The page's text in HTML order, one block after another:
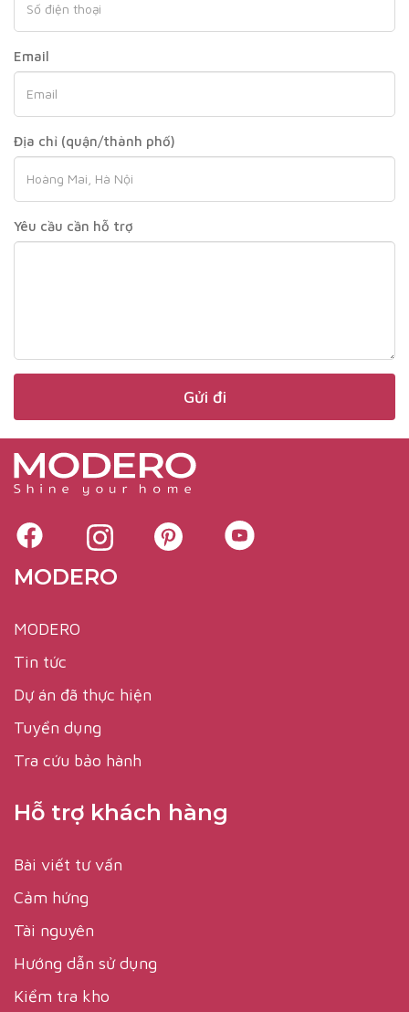
Email
Địa chỉ (quận/thành phố)
Yêu cầu cần hỗ trợ
MODERO
MODERO
Tin tức
Dự án đã thực hiện
Tuyển dụng
Tra cứu bảo hành
Hỗ trợ khách hàng
Bài viết tư vấn
Cảm hứng
Tài nguyên
Hướng dẫn sử dụng
Kiểm tra kho